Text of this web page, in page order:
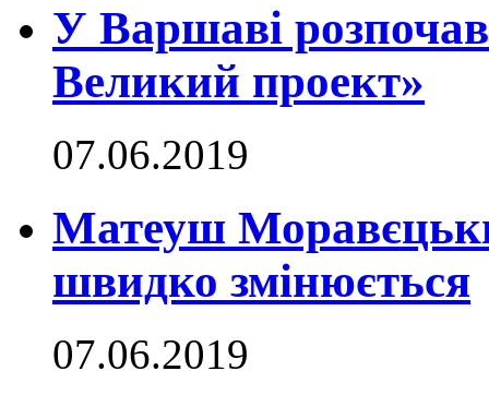
У Варшаві
Великий проект»
07.06.2019
Матеуш
швидко змінюється
07.06.2019